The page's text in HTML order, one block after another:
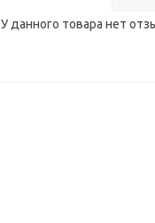
У данного товара нет